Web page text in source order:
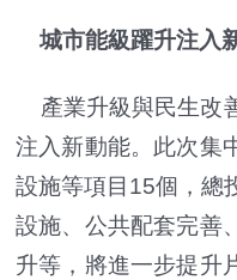
城市能級躍升注入
產業升級與民生改
注入新動能。此次集
設施等項目15個，總
設施、公共配套完善
升等，將進一步提升